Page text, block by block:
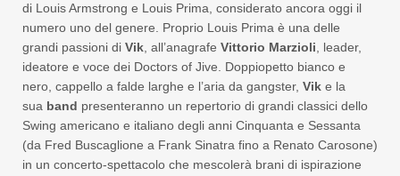
di Louis Armstrong e Louis Prima, considerato ancora oggi il
numero uno del genere. Proprio Louis Prima è una delle
grandi passioni di Vik , all’anagrafe Vittorio Marzioli , leader,
ideatore e voce dei Doctors of Jive. Doppiopetto bianco e
nero, cappello a falde larghe e l’aria da gangster, Vik e la
sua band presenteranno un repertorio di grandi classici dello
Swing americano e italiano degli anni Cinquanta e Sessanta
(da Fred Buscaglione a Frank Sinatra fino a Renato Carosone)
in un concerto-spettacolo che mescolerà brani di ispirazione